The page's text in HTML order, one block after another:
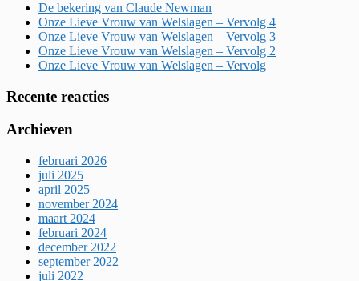
De bekering van Claude Newman
Onze Lieve Vrouw van Welslagen – Vervolg 4
Onze Lieve Vrouw van Welslagen – Vervolg 3
Onze Lieve Vrouw van Welslagen – Vervolg 2
Onze Lieve Vrouw van Welslagen – Vervolg
Recente reacties
Archieven
februari 2026
juli 2025
april 2025
november 2024
maart 2024
februari 2024
december 2022
september 2022
juli 2022